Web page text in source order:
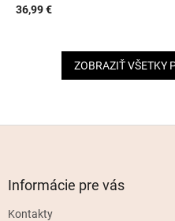
36,99 €
ZOBRAZIŤ VŠETKY
Informácie pre vás
Kontakty